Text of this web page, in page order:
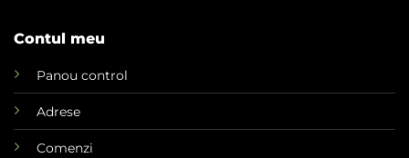
Contul meu
Panou control
Adrese
Comenzi